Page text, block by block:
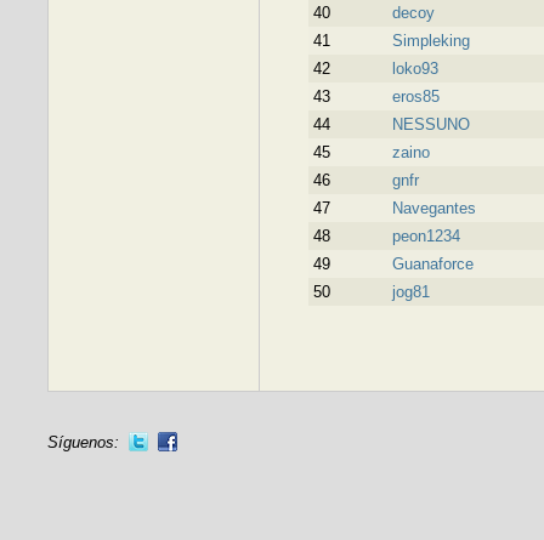
40
decoy
41
Simpleking
42
loko93
43
eros85
44
NESSUNO
45
zaino
46
gnfr
47
Navegantes
48
peon1234
49
Guanaforce
50
jog81
Síguenos: